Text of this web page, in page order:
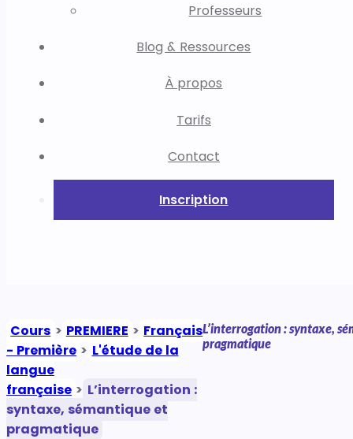
Professeurs
Blog & Ressources
À propos
Tarifs
Contact
Inscription
Cours > PREMIERE > Français
- Première > L'étude de la
langue
française > L’interrogation :
syntaxe, sémantique et
pragmatique
L’interrogation : syntaxe,
pragmatique